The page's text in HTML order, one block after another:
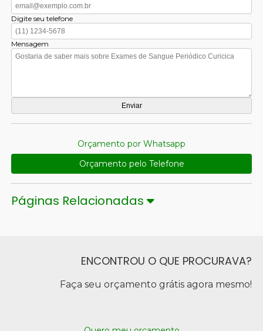
Digite seu telefone
Mensagem
Orçamento por Whatsapp
Orçamento pelo Telefone
Páginas Relacionadas
ENCONTROU O QUE PROCURAVA?
Faça seu orçamento grátis agora mesmo!